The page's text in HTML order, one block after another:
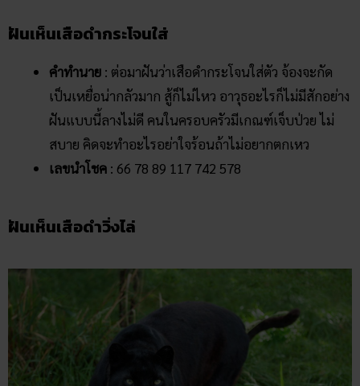
ฝันเห็นเสือดำกระโจนใส่
คำทำนาย : ต่อมาฝันว่าเสือดำกระโจนใส่ตัว จ้องจะกัด
เป็นเหยื่อน่ากลัวมาก สู้ก็ไม่ไหว อาวุธอะไรก็ไม่มีสักอย่าง
ฝันแบบนี้ลางไม่ดี คนในครอบครัวมีเกณฑ์เจ็บป่วย ไม่
สบาย คิดจะทำอะไรอย่าใจร้อนถ้าไม่อยากตกเหว
เลขนำโชค : 66 78 89 117 742 578
ฝันเห็นเสือดำวิ่งไล่